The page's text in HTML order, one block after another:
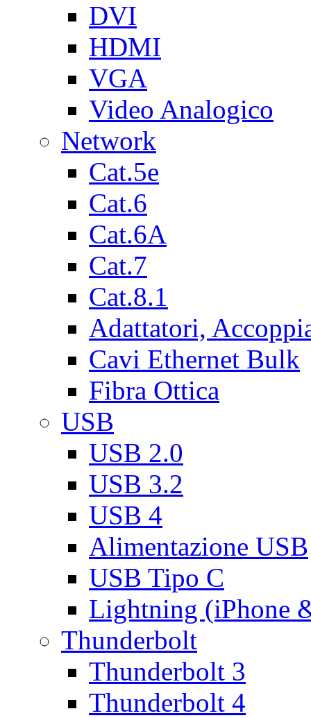
DVI
HDMI
VGA
Video Analogico
Network
Cat.5e
Cat.6
Cat.6A
Cat.7
Cat.8.1
Adattatori,
Cavi Ethernet Bulk
Fibra Ottica
USB
USB 2.0
USB 3.2
USB 4
Alimentazione USB
USB Tipo C
Lightning (iPhone
Thunderbolt
Thunderbolt 3
Thunderbolt 4